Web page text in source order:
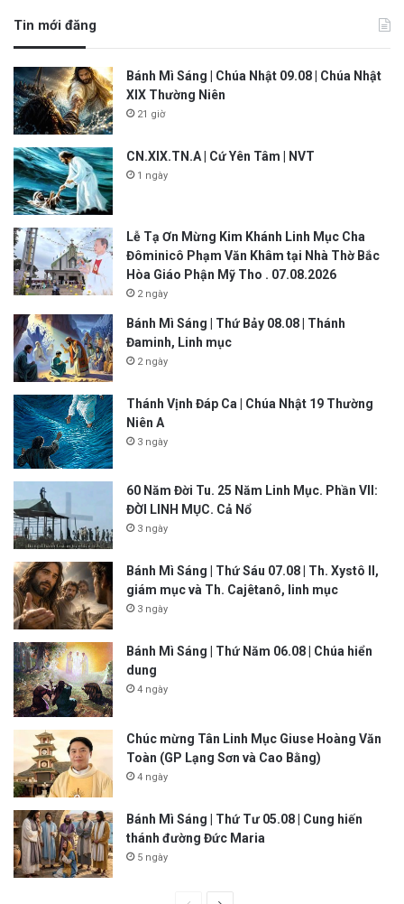
Tin mới đăng
Bánh Mì Sáng | Chúa Nhật 09.08 | Chúa Nhật
XIX Thường Niên
21 giờ
CN.XIX.TN.A | Cứ Yên Tâm | NVT
1 ngày
Lễ Tạ Ơn Mừng Kim Khánh Linh Mục Cha
Đôminicô Phạm Văn Khâm tại Nhà Thờ Bắc
Hòa Giáo Phận Mỹ Tho . 07.08.2026
2 ngày
Bánh Mì Sáng | Thứ Bảy 08.08 | Thánh
Đaminh, Linh mục
2 ngày
Thánh Vịnh Đáp Ca | Chúa Nhật 19 Thường
Niên A
3 ngày
60 Năm Đời Tu. 25 Năm Linh Mục. Phần VII:
ĐỜI LINH MỤC. Cả Nổ
3 ngày
Bánh Mì Sáng | Thứ Sáu 07.08 | Th. Xystô II,
giám mục và Th. Cajêtanô, linh mục
3 ngày
Bánh Mì Sáng | Thứ Năm 06.08 | Chúa hiển
dung
4 ngày
Chúc mừng Tân Linh Mục Giuse Hoàng Văn
Toàn (GP Lạng Sơn và Cao Bằng)
4 ngày
Bánh Mì Sáng | Thứ Tư 05.08 | Cung hiến
thánh đường Đức Maria
5 ngày